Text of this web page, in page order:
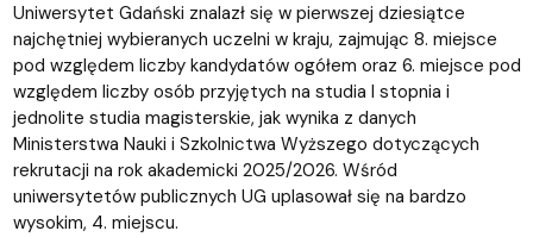
Uniwersytet Gdański znalazł się w pierwszej dziesiątce
najchętniej wybieranych uczelni w kraju, zajmując 8. miejsce
pod względem liczby kandydatów ogółem oraz 6. miejsce pod
względem liczby osób przyjętych na studia I stopnia i
jednolite studia magisterskie, jak wynika z danych
Ministerstwa Nauki i Szkolnictwa Wyższego dotyczących
rekrutacji na rok akademicki 2025/2026. Wśród
uniwersytetów publicznych UG uplasował się na bardzo
wysokim, 4. miejscu.